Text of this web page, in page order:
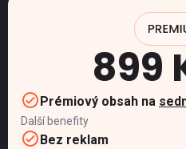
899
Prémiový obsah na
Další benefity
Bez reklam